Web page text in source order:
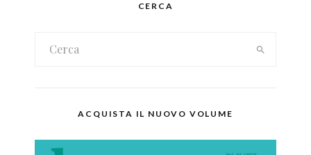
CERCA
ACQUISTA IL NUOVO VOLUME